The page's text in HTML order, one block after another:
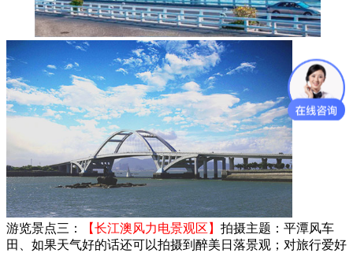
游览景点三： 【长江澳风力电景观区】 拍摄主题：平潭风车
田、如果天气好的话还可以拍摄到醉美日落景观；对旅行爱好